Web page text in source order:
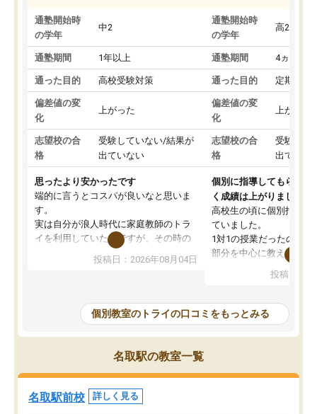
通塾開始時
の学年
中2
通塾期間 1年以上
通った目的 高校受験対策
偏差値の変
化
上がった
志望校の合
格
受験していない/結果が
出ていない
思ったより安かったです
端的に言うとコスパが良いなと思いま
す。
実は自分が浪人時代に家庭教師のトラ
イを利用していたのですが、その時の
月謝がとても高くトライに良いイメー
ジがありませんでした。
し始めた形です。
しかし、以前とは違い料金がリーズナ
ブルでびっくりしました。
通って1年以上ですが、勉強への取り組
み方が真っすぐに変化（率先して自宅
で復習や予習をする）し成績も向上し
ています。
駅前なので送り迎えが少々負担になっ
投稿日：2026年08月04日
通塾開始時
の学年
高2
通塾期間 4ヵ月～1
通った目的 定期テス
偏差値の変
化
上がった
志望校の合
格
受験して
出ていな
個別に指導してもらえる
く成績は上がりました。
高校生の頃に個別指導の
ていました。
1対1の授業だったので、
部分を中心に教えてもら
わからないところもそ
もらえたので、勉強への
しずつなくなりました。
その結果成績も上がり、
たのを覚えています。
投稿日：
個別教室のトライの口コミをもっとみる
名取駅の教室一覧
名取駅前校 詳しく見る